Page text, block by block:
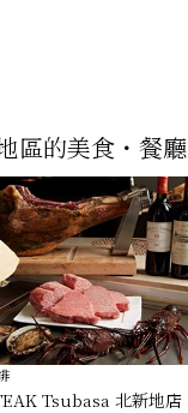
區的美食・餐廳
Tsubasa 北新地店